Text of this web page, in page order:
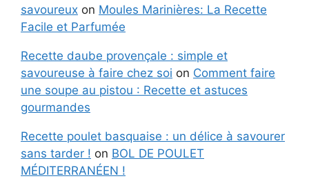
savoureux on Moules Marinières: La Recette
Facile et Parfumée
Recette daube provençale : simple et
savoureuse à faire chez soi on Comment faire
une soupe au pistou : Recette et astuces
gourmandes
Recette poulet basquaise : un délice à savourer
sans tarder ! on BOL DE POULET
MÉDITERRANÉEN !